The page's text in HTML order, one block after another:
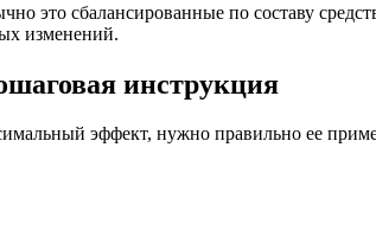
это сбалансированные по составу
изменений.
инструкция
эффект, нужно правильно ее